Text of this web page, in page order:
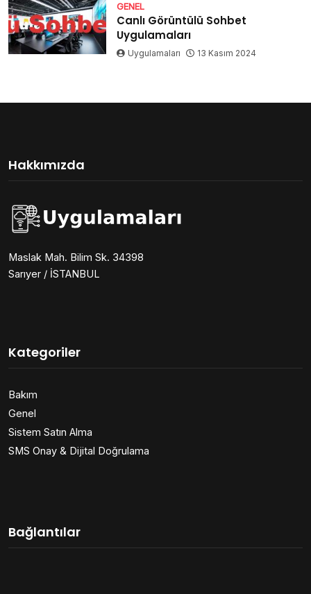
GENEL
Canlı Görüntülü Sohbet
Uygulamaları
Uygulamaları 13 Kasım 2024
Hakkımızda
Maslak Mah. Bilim Sk. 34398
Sarıyer / İSTANBUL
Kategoriler
Bakım
Genel
Sistem Satın Alma
SMS Onay & Dijital Doğrulama
Bağlantılar